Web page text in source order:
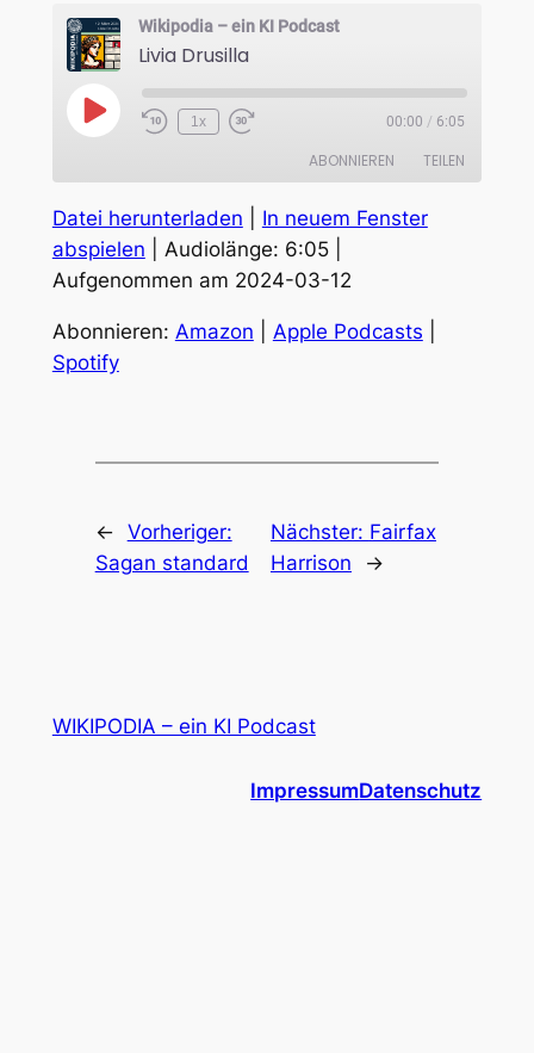
Wikipodia – ein KI Podcast
Livia Drusilla
Play
Episode
1x 00:00 / 6:05
ABONNIEREN TEILEN
Amazon Apple Podcasts
TEILEN
LINK
EMBED
Datei herunterladen
In neuem Fenster
abspielen
Audiolänge: 6:05|
Aufgenommen am 2024-03-12
Abonnieren: Amazon Apple Podcasts
Spotify
← Vorheriger:
Sagan standard
Nächster: Fairfax
Harrison
→
WIKIPODIA – ein KI Podcast
ImpressumDatenschutz